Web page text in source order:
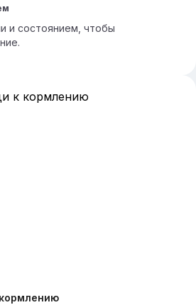
и состоянием, чтобы